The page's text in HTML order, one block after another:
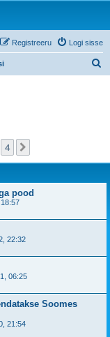
Logi sisse
Registreeru
4
pood
22:32
06:25
Soomes
21:54